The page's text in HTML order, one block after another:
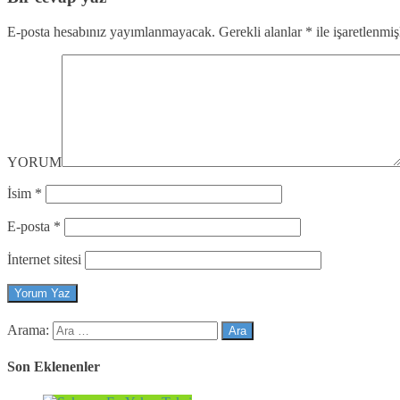
E-posta hesabınız yayımlanmayacak. Gerekli alanlar * ile
YORUM
İsim *
E-posta *
İnternet sitesi
Arama:
Son Eklenenler